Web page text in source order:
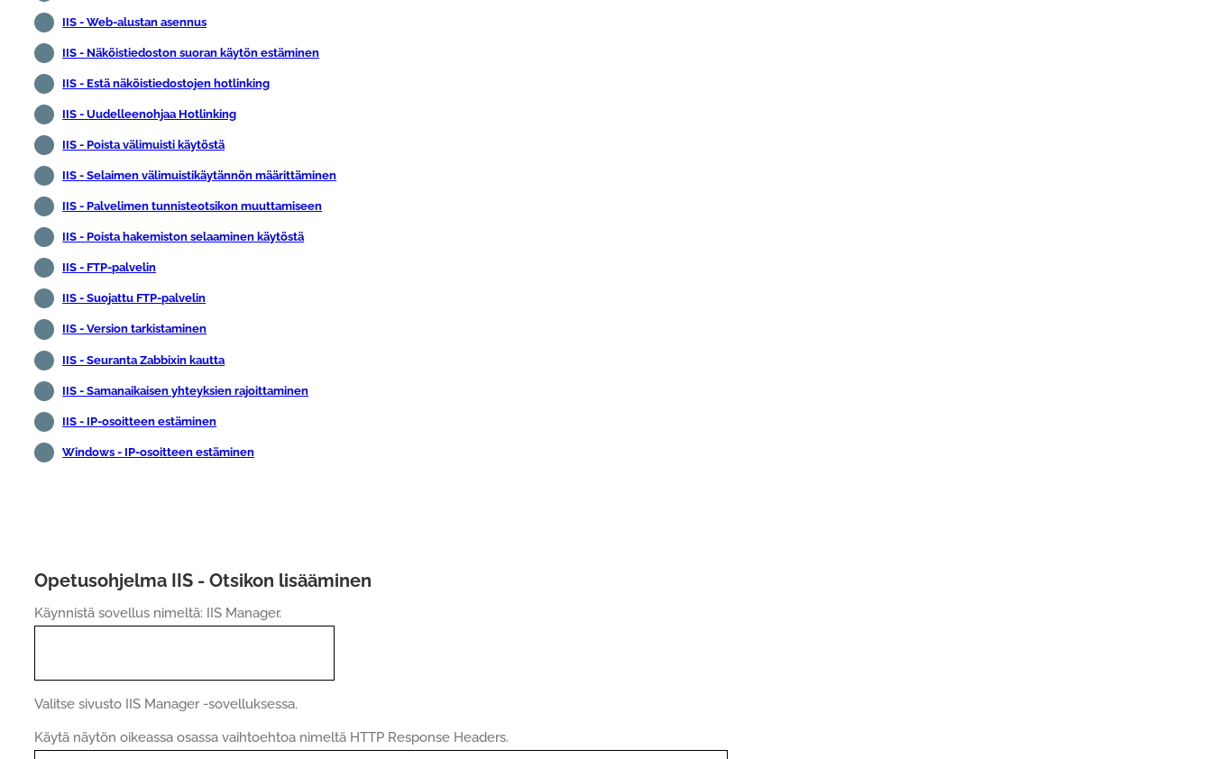
IIS - Web-alustan asennus
IIS - Näköistiedoston suoran käytön estäminen
IIS - Estä näköistiedostojen hotlinking
IIS - Uudelleenohjaa Hotlinking
IIS - Poista välimuisti käytöstä
IIS - Selaimen välimuistikäytännön määrittäminen
IIS - Palvelimen tunnisteotsikon muuttamiseen
IIS - Poista hakemiston selaaminen käytöstä
IIS - FTP-palvelin
IIS - Suojattu FTP-palvelin
IIS - Version tarkistaminen
IIS - Seuranta Zabbixin kautta
IIS - Samanaikaisen yhteyksien rajoittaminen
IIS - IP-osoitteen estäminen
Windows - IP-osoitteen estäminen
Opetusohjelma IIS - Otsikon lisääminen
Käynnistä sovellus nimeltä: IIS Manager.
Valitse sivusto IIS Manager -sovelluksessa.
Käytä näytön oikeassa osassa vaihtoehtoa nimeltä HTTP Response Headers.